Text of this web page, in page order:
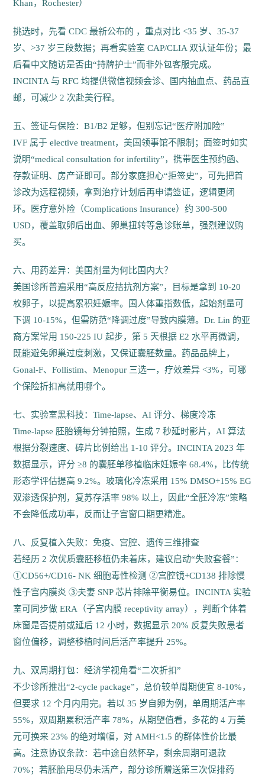
Khan，Rochester）
挑选时，先看 CDC 最新公布的 ，重点对比 <35 岁、35-37
岁、>37 岁三段数据；再看实验室 CAP/CLIA 双认证年份；最
后看中文随访是否由“持牌护士”而非外包客服完成。
INCINTA 与 RFC 均提供微信视频会诊、国内抽血点、药品直
邮，可减少 2 次赴美行程。
五、签证与保险：B1/B2 足够，但别忘记“医疗附加险”
IVF 属于 elective treatment，美国领事馆不限制；面签时如实
说明“medical consultation for infertility”，携带医生预约函、
存款证明、房产证即可。部分家庭担心“拒签史”，可先把首
诊改为远程视频，拿到治疗计划后再申请签证，逻辑更闭
环。医疗意外险（Complications Insurance）约 300-500
USD，覆盖取卵后出血、卵巢扭转等急诊账单，强烈建议购
买。
六、用药差异：美国剂量为何比国内大？
美国诊所普遍采用“高反应拮抗剂方案”，目标是拿到 10-20
枚卵子，以提高累积妊娠率。国人体重指数低，起始剂量可
下调 10-15%，但需防范“降调过度”导致内膜薄。Dr. Lin 的亚
裔方案常用 150-225 IU 起步，第 5 天根据 E2 水平再微调，
既能避免卵巢过度刺激，又保证囊胚数量。药品品牌上，
Gonal-F、Follistim、Menopur 三选一，疗效差异 <3%，可哪
个保险折扣高就用哪个。
七、实验室黑科技：Time-lapse、AI 评分、梯度冷冻
Time-lapse 胚胎镜每分钟拍照，生成 7 秒延时影片，AI 算法
根据分裂速度、碎片比例给出 1-10 评分。INCINTA 2023 年
数据显示，评分 ≥8 的囊胚单移植临床妊娠率 68.4%，比传统
形态学评估提高 9.2%。玻璃化冷冻采用 15% DMSO+15% EG
双渗透保护剂，复苏存活率 98% 以上，因此“全胚冷冻”策略
不会降低成功率，反而让子宫窗口期更精准。
八、反复植入失败：免疫、宫腔、遗传三维排查
若经历 2 次优质囊胚移植仍未着床，建议启动“失败套餐”：
①CD56+/CD16- NK 细胞毒性检测 ②宫腔镜+CD138 排除慢
性子宫内膜炎 ③夫妻 SNP 芯片排除平衡易位。INCINTA 实验
室可同步做 ERA（子宫内膜 receptivity array），判断个体着
床窗是否提前或延后 12 小时，数据显示 20% 反复失败患者
窗位偏移，调整移植时间后活产率提升 25%。
九、双周期打包：经济学视角看“二次折扣”
不少诊所推出“2-cycle package”，总价较单周期便宜 8-10%，
但要求 12 个月内用完。若以 35 岁自卵为例，单周期活产率
55%，双周期累积活产率 78%，从期望值看，多花的 4 万美
元可换来 23% 的绝对增幅，对 AMH<1.5 的群体性价比最
高。注意协议条款：若中途自然怀孕，剩余周期可退款
70%；若胚胎用尽仍未活产，部分诊所赠送第三次促排药